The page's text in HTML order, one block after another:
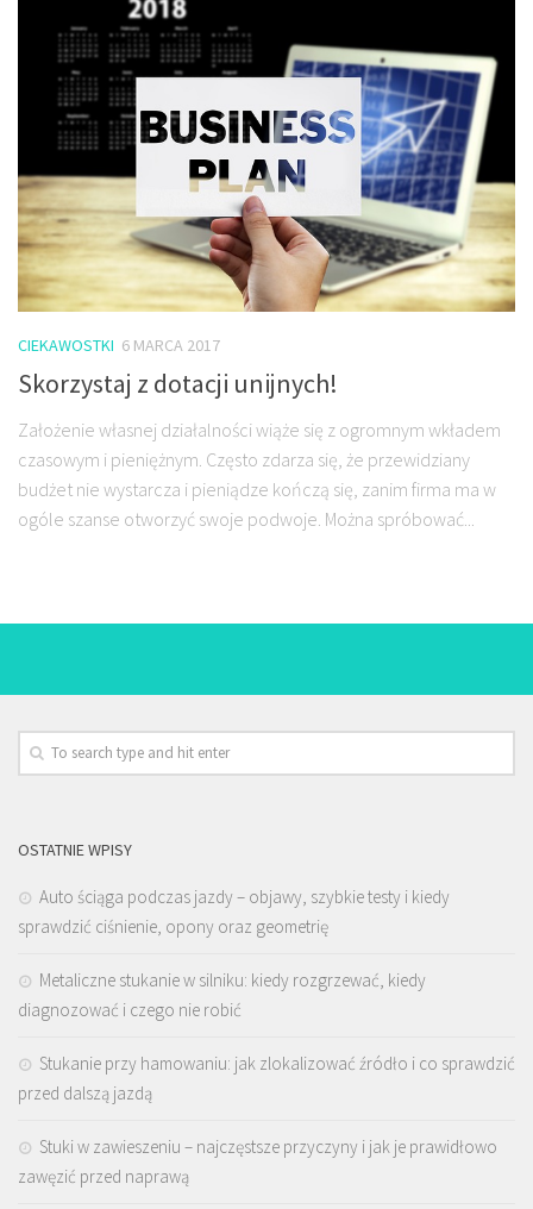
CIEKAWOSTKI 6 MARCA 2017
Skorzystaj z dotacji unijnych!
Założenie własnej działalności wiąże się z ogromnym wkładem
czasowym i pieniężnym. Często zdarza się, że przewidziany
budżet nie wystarcza i pieniądze kończą się, zanim firma ma w
ogóle szanse otworzyć swoje podwoje. Można spróbować...
OSTATNIE WPISY
Auto ściąga podczas jazdy – objawy, szybkie testy i kiedy
sprawdzić ciśnienie, opony oraz geometrię
Metaliczne stukanie w silniku: kiedy rozgrzewać, kiedy
diagnozować i czego nie robić
Stukanie przy hamowaniu: jak zlokalizować źródło i co sprawdzić
przed dalszą jazdą
Stuki w zawieszeniu – najczęstsze przyczyny i jak je prawidłowo
zawęzić przed naprawą